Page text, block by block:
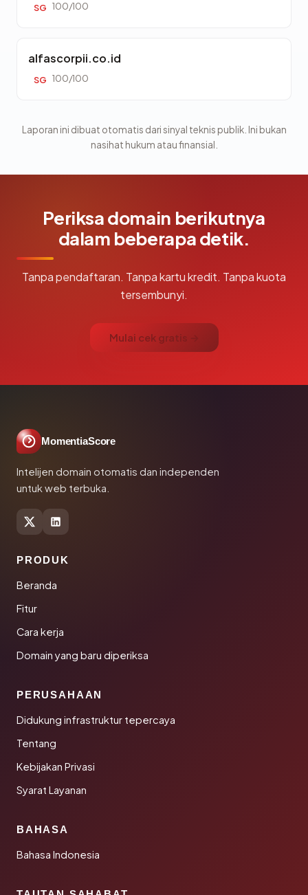
SG 100/100
alfascorpii.co.id
SG 100/100
Laporan ini dibuat otomatis dari sinyal teknis publik. Ini bukan
nasihat hukum atau finansial.
Periksa domain berikutnya
dalam beberapa detik.
Tanpa pendaftaran. Tanpa kartu kredit. Tanpa kuota
tersembunyi.
Mulai cek gratis →
MomentiaScore
Intelijen domain otomatis dan independen
untuk web terbuka.
PRODUK
Beranda
Fitur
Cara kerja
Domain yang baru diperiksa
PERUSAHAAN
Didukung infrastruktur tepercaya
Tentang
Kebijakan Privasi
Syarat Layanan
BAHASA
Bahasa Indonesia